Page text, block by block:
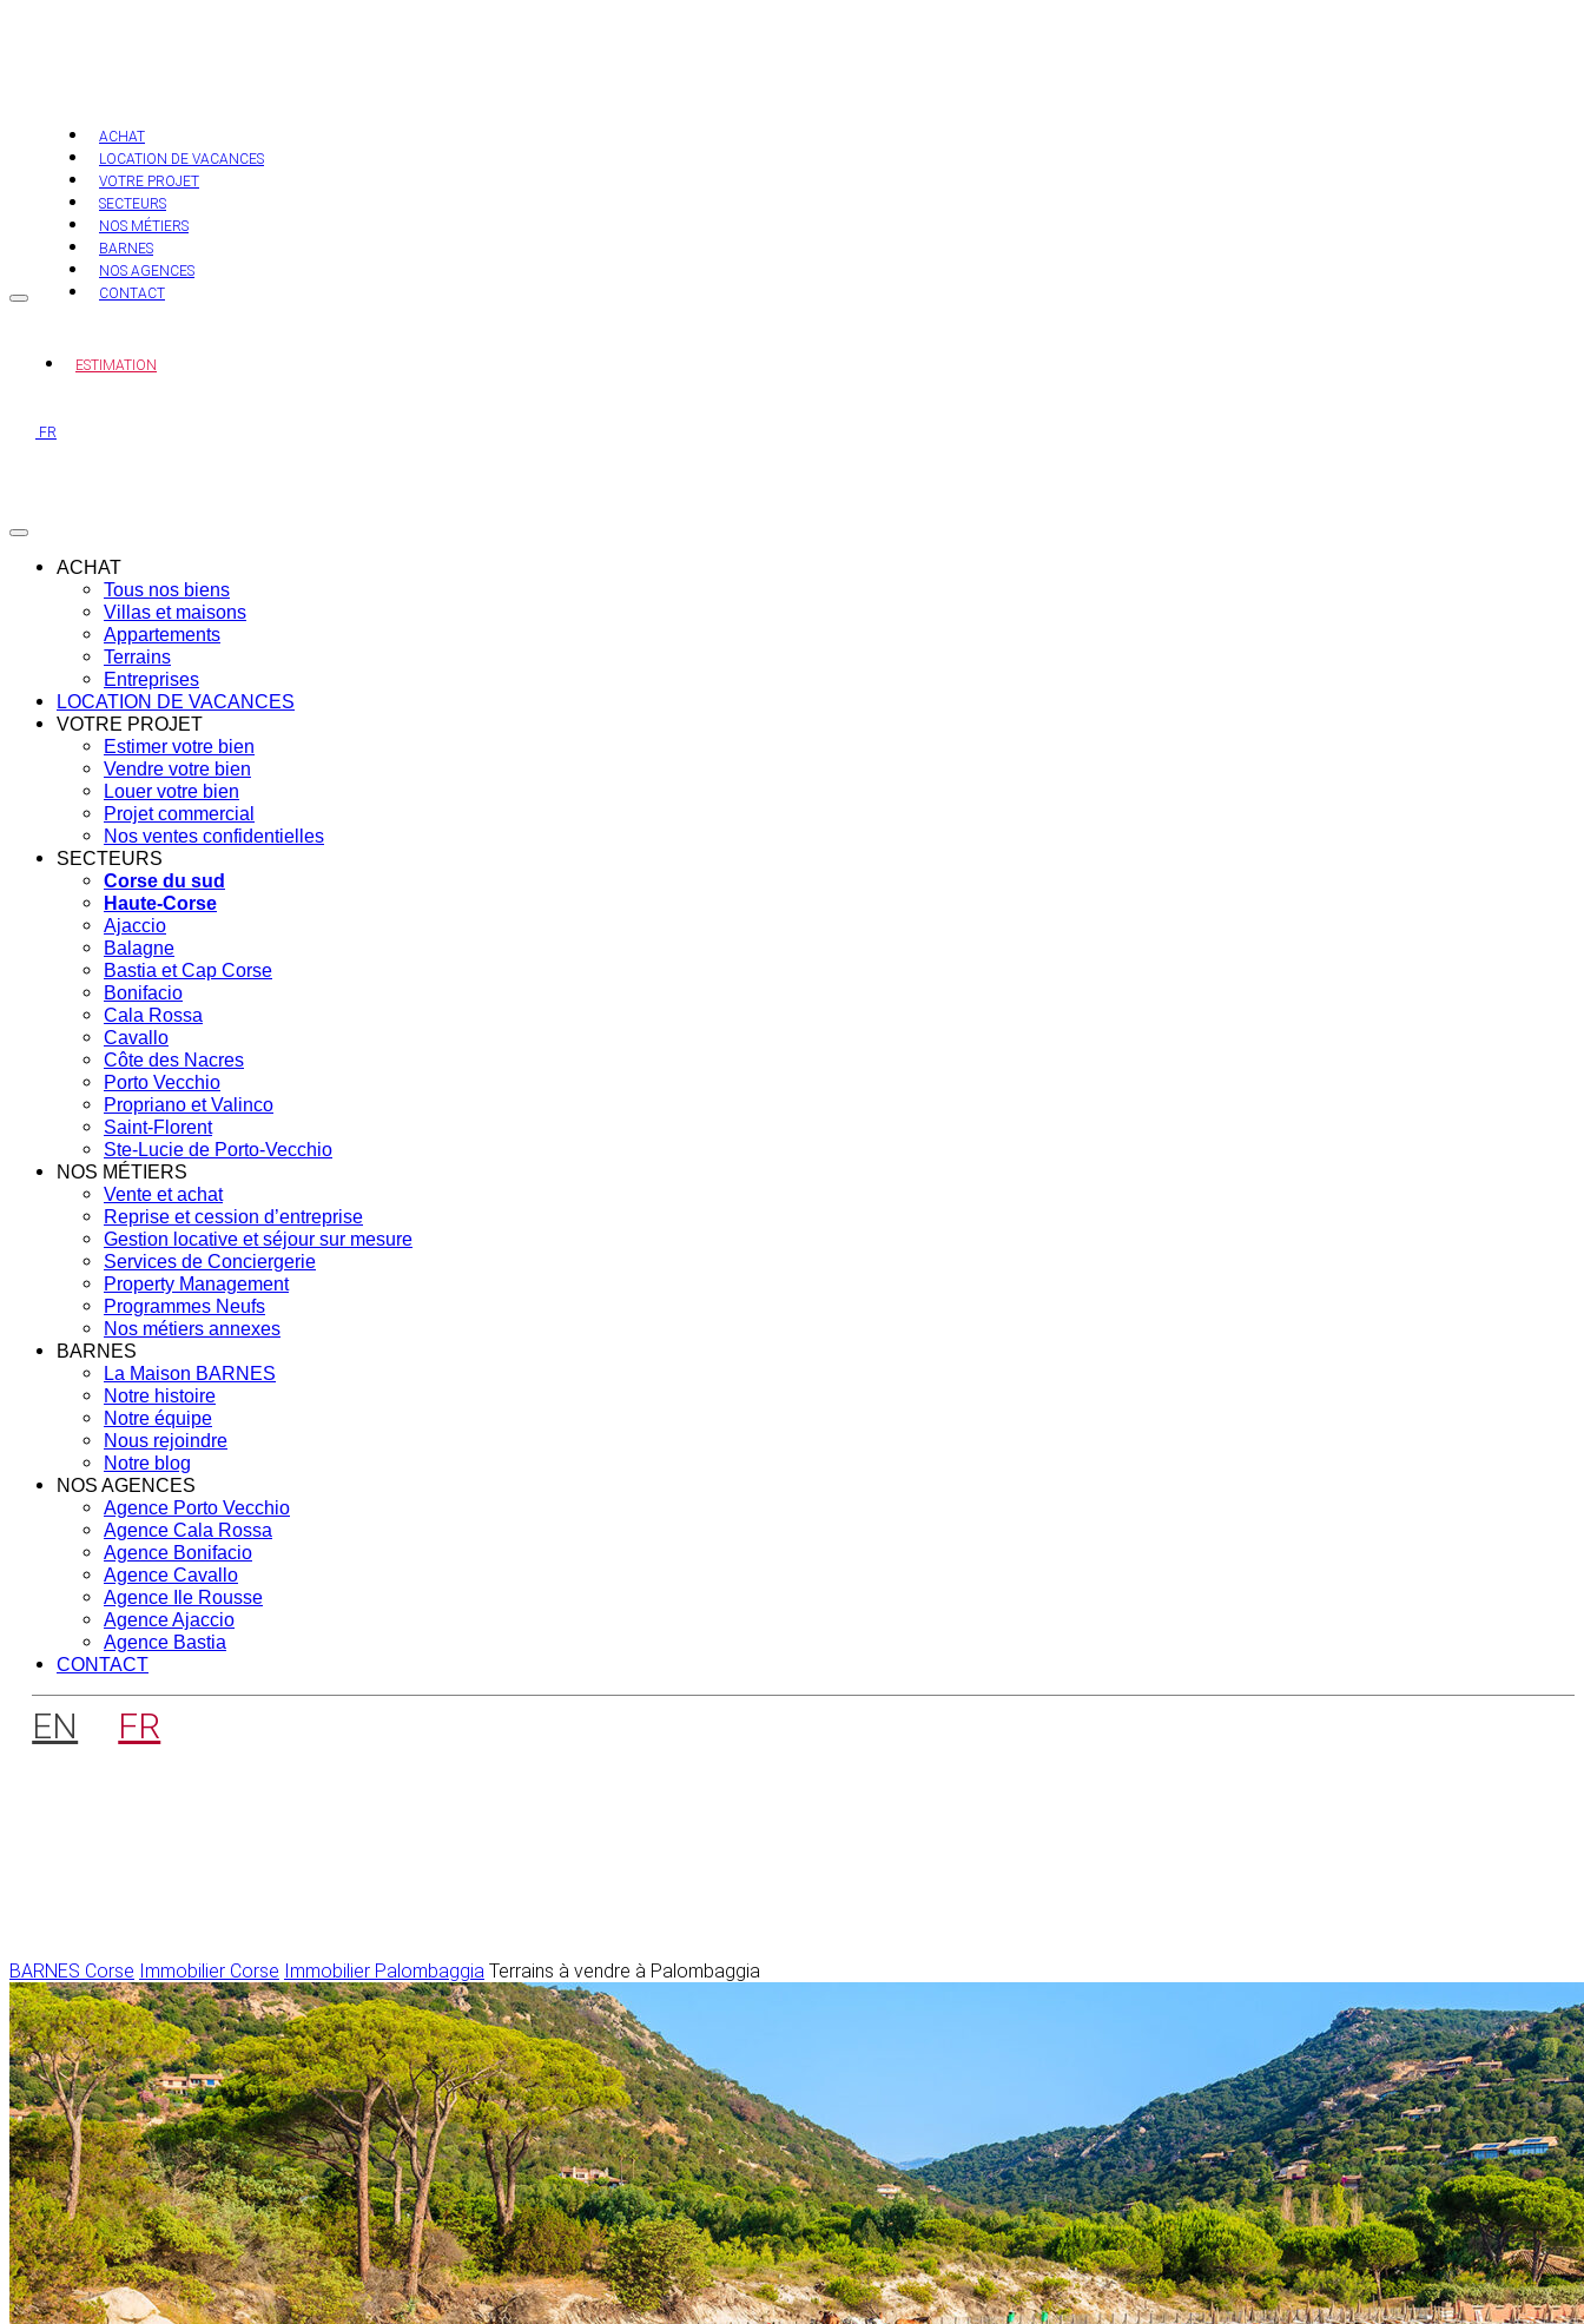
ACHAT
LOCATION DE VACANCES
VOTRE PROJET
SECTEURS
NOS MÉTIERS
BARNES
NOS AGENCES
CONTACT
ESTIMATION
FR
ACHAT
Tous nos biens
Villas et maisons
Appartements
Terrains
Entreprises
LOCATION DE VACANCES
VOTRE PROJET
Estimer votre bien
Vendre votre bien
Louer votre bien
Projet commercial
Nos ventes confidentielles
SECTEURS
Corse du sud
Haute-Corse
Ajaccio
Balagne
Bastia et Cap Corse
Bonifacio
Cala Rossa
Cavallo
Côte des Nacres
Porto Vecchio
Propriano et Valinco
Saint-Florent
Ste-Lucie de Porto-Vecchio
NOS MÉTIERS
Vente et achat
Reprise et cession d’entreprise
Gestion locative et séjour sur mesure
Services de Conciergerie
Property Management
Programmes Neufs
Nos métiers annexes
BARNES
La Maison BARNES
Notre histoire
Notre équipe
Nous rejoindre
Notre blog
NOS AGENCES
Agence Porto Vecchio
Agence Cala Rossa
Agence Bonifacio
Agence Cavallo
Agence Ile Rousse
Agence Ajaccio
Agence Bastia
CONTACT
EN FR
BARNES Corse Immobilier Corse Immobilier Palombaggia Terrains à vendre à Palombaggia